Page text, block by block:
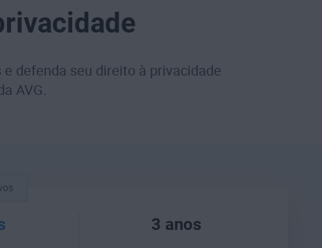
defenda seu direito à privacidade
AVG.
3 anos